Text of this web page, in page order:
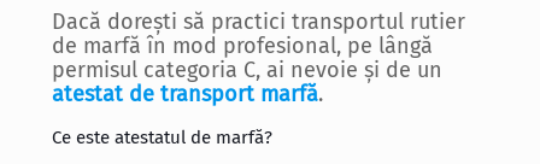
Dacă dorești să practici transportul rutier
de marfă în mod profesional, pe lângă
permisul categoria C, ai nevoie și de un
atestat de transport marfă.
Ce este atestatul de marfă?